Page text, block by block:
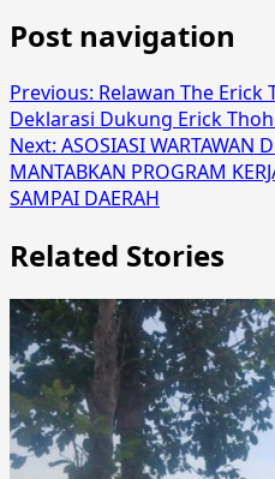
Post navigation
Previous: Relawan The
Deklarasi Dukung Erick
Next: ASOSIASI WARTAWAN
MANTABKAN PROGRAM
SAMPAI DAERAH
Related Stories